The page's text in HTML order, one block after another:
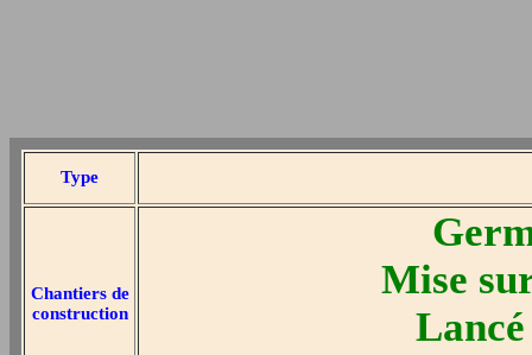
Type
Chantiers de
construction
Mise